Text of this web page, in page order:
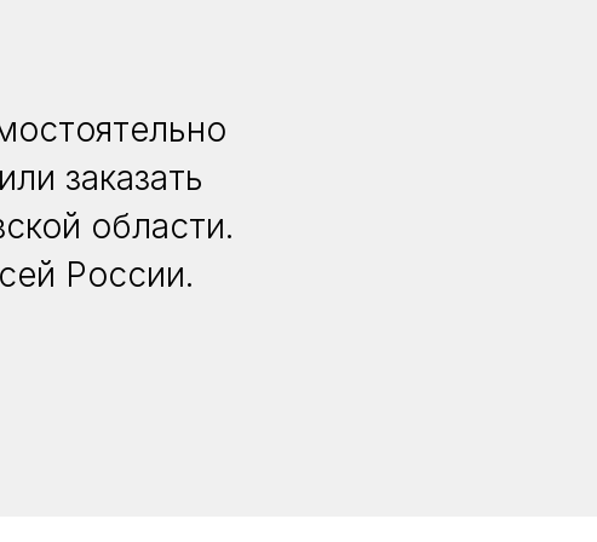
заказать
области.
России.